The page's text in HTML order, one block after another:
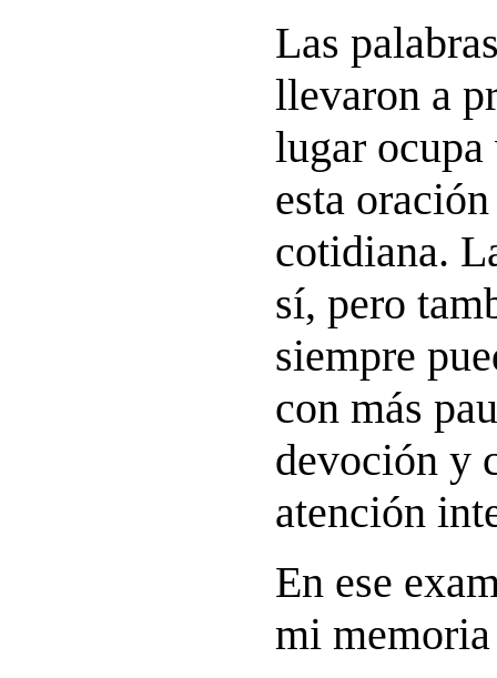
Las
llevaron a
lugar ocupa
esta
cotidiana.
sí, pero
siempre
con más
devoción y
atención
En ese
mi